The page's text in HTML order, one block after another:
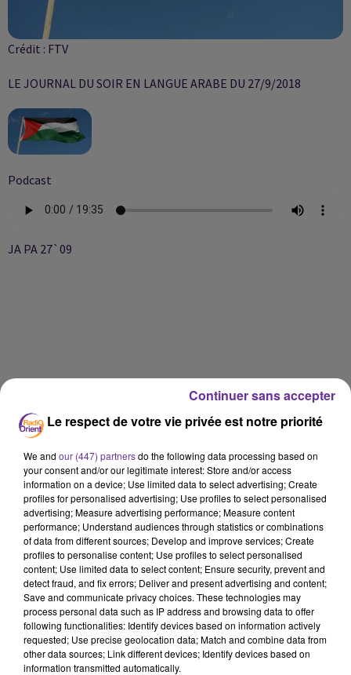
Crédit : FTV
LE JOURNAL DU SOIR EN LANGUE ARABE DU 27/9/2018
Podcast
JA PA 27`09
LA PLAYLIST
11h55
11h55
NAJWA SOULTAN - RAFI
Ouyoun El Maha 2009
11h51
11h51
SAAD LEMJARAD - DJ VAN
Enty 2014
11h45
11h45
RABIH BAROUD
Khayef Samiké
Le respect de votre vie privée est notre priorité
We and our (447) partnersdo the following data processing based on
your consent and/or our legitimate interest: Store and/or access
information on a device; Use limited data to select advertising; Create
profiles for personalised advertising; Use profiles to select personalised
advertising; Measure advertising performance; Measure content
performance; Understand audiences through statistics or combinations
of data from different sources; Develop and improve services; Create
profiles to personalise content; Use profiles to select personalised
content; Use limited data to select content; Ensure security, prevent and
detect fraud, and fix errors; Deliver and present advertising and content;
Save and communicate privacy choices. These technologies may
process personal data such as IP address and browsing data to offer
following functionalities: Identify devices based on information actively
requested; Use precise geolocation data; Match and combine data from
other data sources; Link different devices; Identify devices based on
information transmitted automatically.
Continuer sans accepter